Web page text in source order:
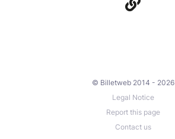
© Billetweb 2014 - 2026
Legal Notice
Report this page
Contact us